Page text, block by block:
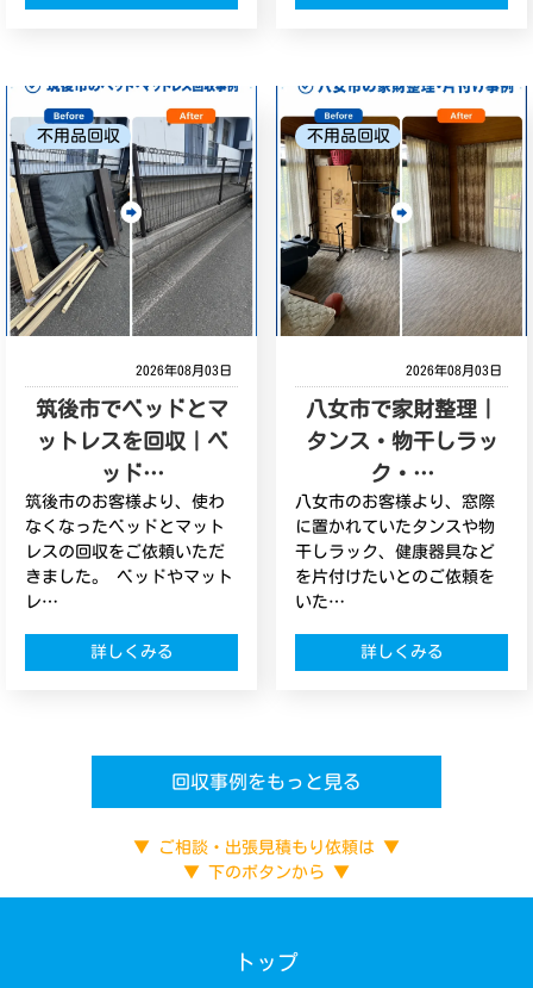
2026年08月03日
筑後市でベッドとマ
ットレスを回収｜ベ
ッド…
詳しくみる
不用品回収
筑後市のお客様より、使わ
なくなったベッドとマット
レスの回収をご依頼いただ
きました。 ベッドやマット
レ…
2026年08月03日
八女市で家財整理｜
タンス・物干しラッ
ク・…
詳しくみる
不用品回収
八女市のお客様より、窓際
に置かれていたタンスや物
干しラック、健康器具など
を片付けたいとのご依頼を
いた…
回収事例をもっと見る
▼ ご相談・出張見積もり依頼は ▼
▼ 下のボタンから ▼
トップ